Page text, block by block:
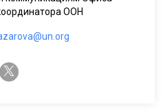
ООН
twitter-x